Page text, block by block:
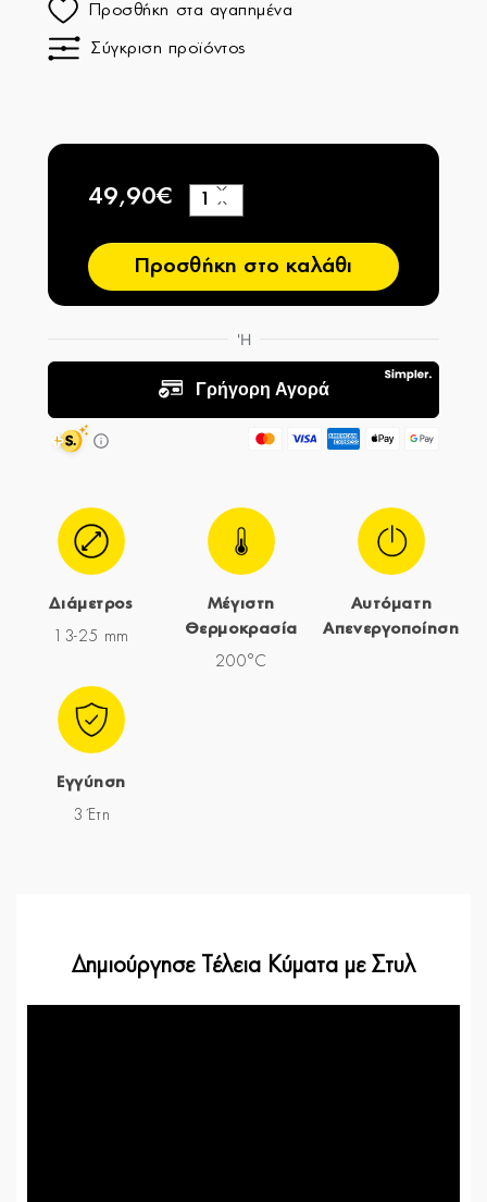
Προσθήκη στα αγαπημένα
Σύγκριση προϊόντος
49,90€
−
+
Προσθήκη στο καλάθι
Διάμετρος
13-25 mm
Μέγιστη
Θερμοκρασία
200°C
Αυτόματη
Απενεργοποίηση
Εγγύηση
3 Έτη
Δημιούργησε Τέλεια Κύματα με Στυλ